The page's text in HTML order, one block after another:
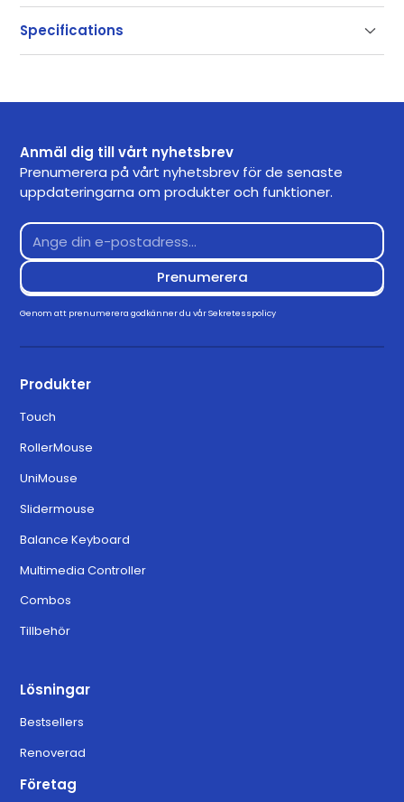
Our documentation gets you up and running quickly
Frequently Asked Questions
Returns
Contact Support
Downloads
Drivers
Sonoma, and Sequoia
Specifications
Anmäl dig till vårt nyhetsbrev
Prenumerera på vårt nyhetsbrev för de senaste
uppdateringarna om produkter och funktioner.
Genom att prenumerera godkänner du vårSekretesspolicy
Produkter
Touch
RollerMouse
UniMouse
Slidermouse
Balance Keyboard
Multimedia Controller
Combos
Tillbehör
Lösningar
Bestsellers
Renoverad
Företag